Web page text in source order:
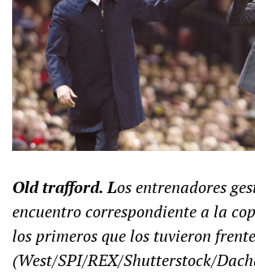
Old trafford. Los entrenadores
encuentro correspondiente a la
los primeros que los tuvieron
(West/SPI/REX/Shutterstock/